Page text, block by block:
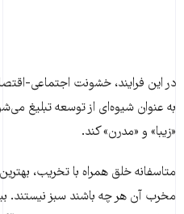
در این فرایند، خشونت اجتماعی-‌
به عنوان شیوه‌ای از توسعه‌ تبلیغ
«زیبا» و «مدرن» کند.
متاسفانه خلق همراه با تخریب،
مخرب آن هر چه باشند سبز نیستند.